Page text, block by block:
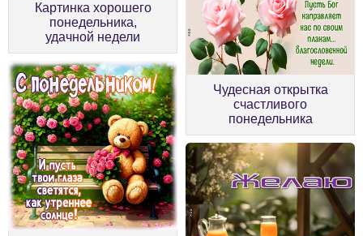
Картинка хорошего
понедельника,
удачной недели
Чудесная открытка
счастливого
понедельника